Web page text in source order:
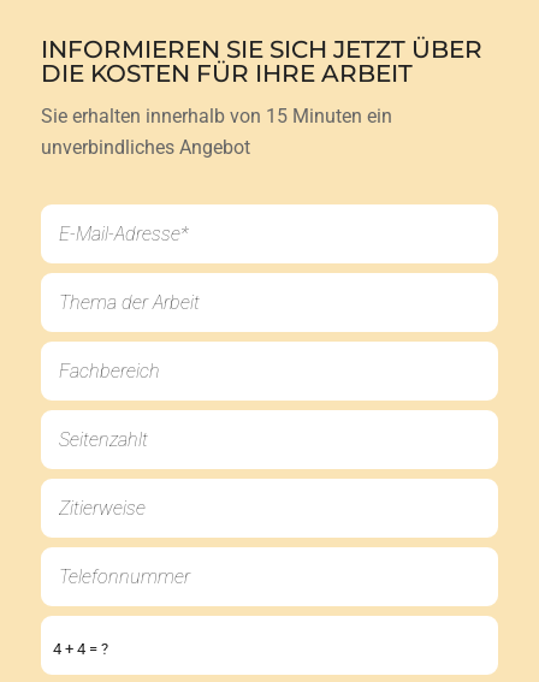
INFORMIEREN SIE SICH JETZT ÜBER
DIE KOSTEN FÜR IHRE ARBEIT
Sie erhalten innerhalb von 15 Minuten ein
unverbindliches Angebot
4 + 4 = ?